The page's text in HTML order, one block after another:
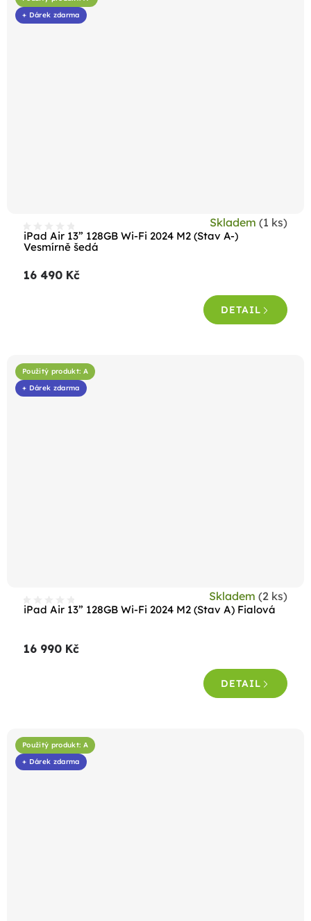
+ Dárek zdarma
iPad Air 13” 128GB Wi-Fi 2024 M2 (Stav A-)
Vesmírně šedá
Skladem (1 ks)
16 490 Kč
DETAIL
Použitý produkt: A
+ Dárek zdarma
iPad Air 13” 128GB Wi-Fi 2024 M2 (Stav A) Fialová
Skladem (2 ks)
16 990 Kč
DETAIL
Použitý produkt: A
+ Dárek zdarma